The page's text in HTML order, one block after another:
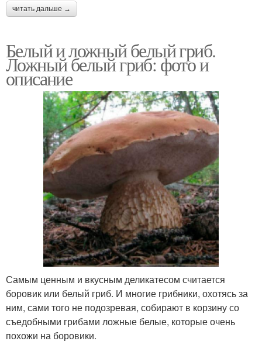
читать дальше →
Белый и ложный белый гриб.
Ложный белый гриб: фото и
описание
Самым ценным и вкусным деликатесом считается
боровик или белый гриб. И многие грибники, охотясь за
ним, сами того не подозревая, собирают в корзину со
съедобными грибами ложные белые, которые очень
похожи на боровики.